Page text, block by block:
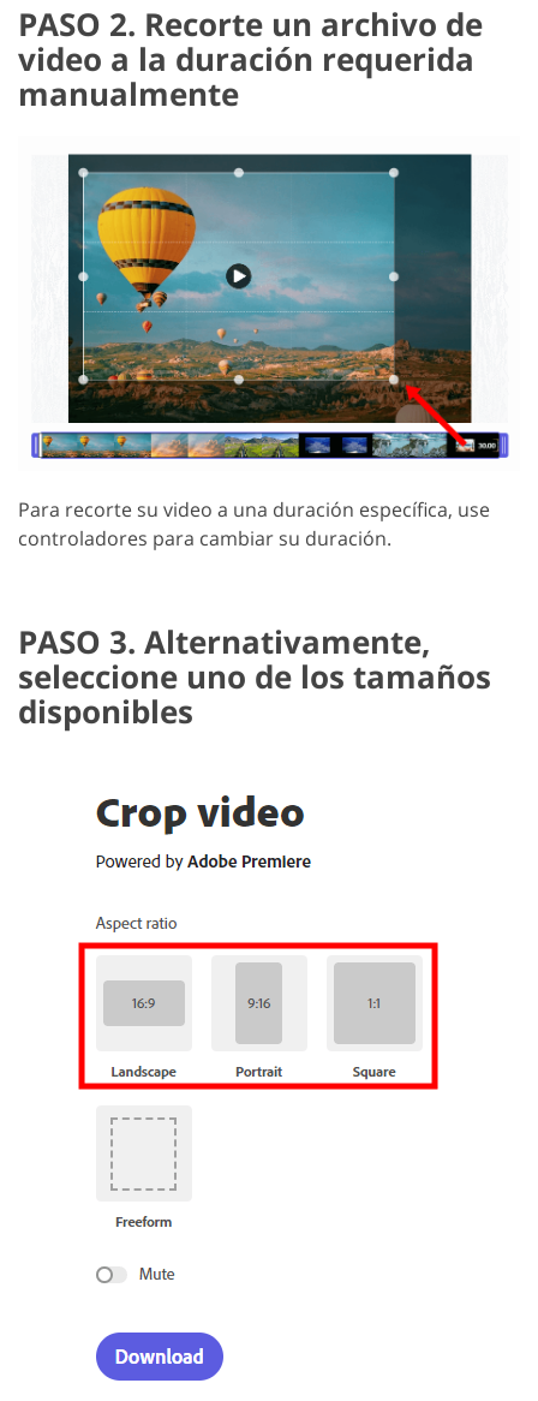
PASO 2. Recorte un archivo de
video a la duración requerida
manualmente
Para recorte su video a una duración específica, use
controladores para cambiar su duración.
PASO 3. Alternativamente,
seleccione uno de los tamaños
disponibles